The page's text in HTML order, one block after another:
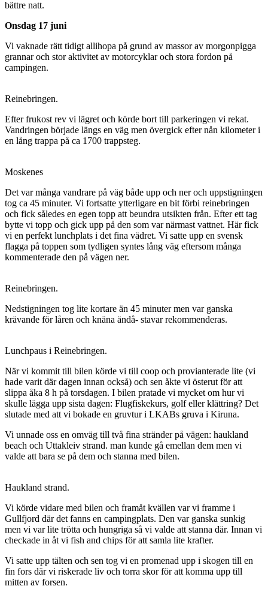
bättre natt.
Onsdag 17 juni
Vi vaknade rätt tidigt allihopa på grund av massor av morgonpigga
grannar och stor aktivitet av motorcyklar och stora fordon på
campingen.
Reinebringen.
Efter frukost rev vi lägret och körde bort till parkeringen vi rekat.
Vandringen började längs en väg men övergick efter nån kilometer i
en lång trappa på ca 1700 trappsteg.
Moskenes
Det var många vandrare på väg både upp och ner och uppstigningen
tog ca 45 minuter. Vi fortsatte ytterligare en bit förbi reinebringen
och fick således en egen topp att beundra utsikten från. Efter ett tag
bytte vi topp och gick upp på den som var närmast vattnet. Här fick
vi en perfekt lunchplats i det fina vädret. Vi satte upp en svensk
flagga på toppen som tydligen syntes lång väg eftersom många
kommenterade den på vägen ner.
Reinebringen.
Nedstigningen tog lite kortare än 45 minuter men var ganska
krävande för låren och knäna ändå- stavar rekommenderas.
Lunchpaus i Reinebringen.
När vi kommit till bilen körde vi till coop och provianterade lite (vi
hade varit där dagen innan också) och sen åkte vi österut för att
slippa åka 8 h på torsdagen. I bilen pratade vi mycket om hur vi
skulle lägga upp sista dagen: Flugfiskekurs, golf eller klättring? Det
slutade med att vi bokade en gruvtur i LKABs gruva i Kiruna.
Vi unnade oss en omväg till två fina stränder på vägen: haukland
beach och Uttakleiv strand. man kunde gå emellan dem men vi
valde att bara se på dem och stanna med bilen.
Haukland strand.
Vi körde vidare med bilen och framåt kvällen var vi framme i
Gullfjord där det fanns en campingplats. Den var ganska sunkig
men vi var lite trötta och hungriga så vi valde att stanna där. Innan vi
checkade in åt vi fish and chips för att samla lite krafter.
Vi satte upp tälten och sen tog vi en promenad upp i skogen till en
fin fors där vi riskerade liv och torra skor för att komma upp till
mitten av forsen.